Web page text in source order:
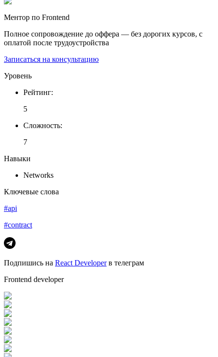
Ментор по Frontend
Полное сопровождение до оффера — без дорогих курсов, с
оплатой после трудоустройства
Записаться на консультацию
Уровень
Рейтинг:
5
Сложность:
7
Навыки
Networks
Ключевые слова
#api
#contract
Подпишись на React Developerв телеграм
Frontend developer